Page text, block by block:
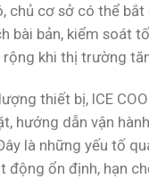
chủ cơ sở có thể bắt
bài bản, kiểm soát
khi thị trường
thiết bị, ICE
hướng dẫn vận
là những yếu tố
động ổn định, hạn